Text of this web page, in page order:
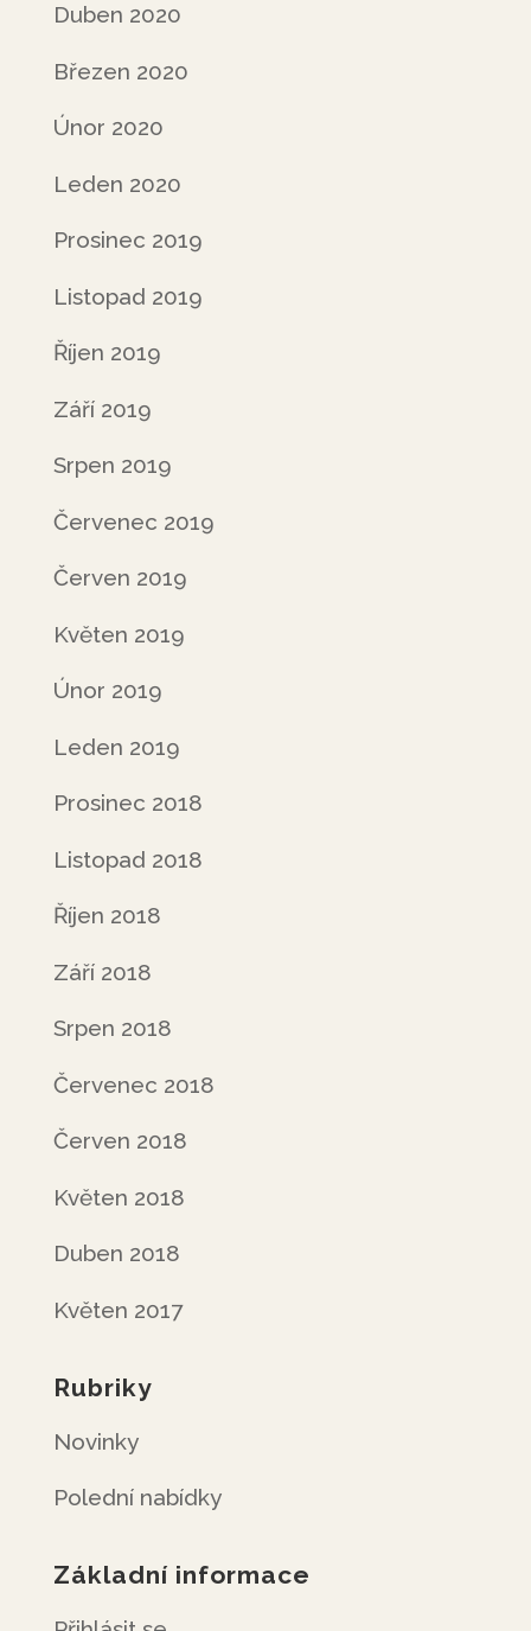
Duben 2020
Březen 2020
Únor 2020
Leden 2020
Prosinec 2019
Listopad 2019
Říjen 2019
Září 2019
Srpen 2019
Červenec 2019
Červen 2019
Květen 2019
Únor 2019
Leden 2019
Prosinec 2018
Listopad 2018
Říjen 2018
Září 2018
Srpen 2018
Červenec 2018
Červen 2018
Květen 2018
Duben 2018
Květen 2017
Rubriky
Novinky
Polední nabídky
Základní informace